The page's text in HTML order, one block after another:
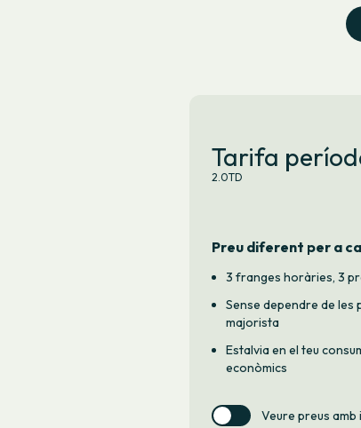
Tarifa
2.0TD
Preu diferent per a
3 franges horàries, 3
Sense dependre de les
majorista
Estalvia en el teu
econòmics
Veure preus